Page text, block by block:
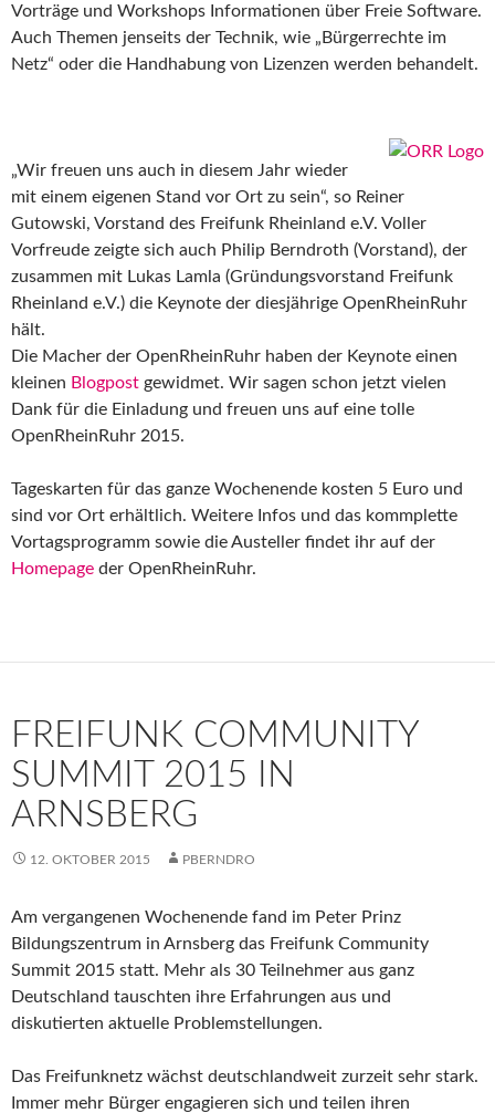
Vorträge und Workshops Informationen über Freie Software.
Auch Themen jenseits der Technik, wie „Bürgerrechte im
Netz“ oder die Handhabung von Lizenzen werden behandelt.
„Wir freuen uns auch in diesem Jahr wieder
mit einem eigenen Stand vor Ort zu sein“, so Reiner
Gutowski, Vorstand des Freifunk Rheinland e.V. Voller
Vorfreude zeigte sich auch Philip Berndroth (Vorstand), der
zusammen mit Lukas Lamla (Gründungsvorstand Freifunk
Rheinland e.V.) die Keynote der diesjährige OpenRheinRuhr
hält.
Die Macher der OpenRheinRuhr haben der Keynote einen
kleinen Blogpost gewidmet. Wir sagen schon jetzt vielen
Dank für die Einladung und freuen uns auf eine tolle
OpenRheinRuhr 2015.
Tageskarten für das ganze Wochenende kosten 5 Euro und
sind vor Ort erhältlich. Weitere Infos und das kommplette
Vortagsprogramm sowie die Austeller findet ihr auf der
Homepage der OpenRheinRuhr.
FREIFUNK COMMUNITY
SUMMIT 2015 IN
ARNSBERG
12. OKTOBER 2015 PBERNDRO
Am vergangenen Wochenende fand im Peter Prinz
Bildungszentrum in Arnsberg das Freifunk Community
Summit 2015 statt. Mehr als 30 Teilnehmer aus ganz
Deutschland tauschten ihre Erfahrungen aus und
diskutierten aktuelle Problemstellungen.
Das Freifunknetz wächst deutschlandweit zurzeit sehr stark.
Immer mehr Bürger engagieren sich und teilen ihren